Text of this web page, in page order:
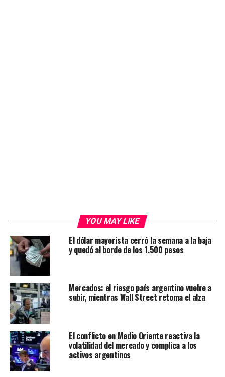
YOU MAY LIKE
El dólar mayorista cerró la semana a la baja
y quedó al borde de los 1.500 pesos
Mercados: el riesgo país argentino vuelve a
subir, mientras Wall Street retoma el alza
El conflicto en Medio Oriente reactiva la
volatilidad del mercado y complica a los
activos argentinos